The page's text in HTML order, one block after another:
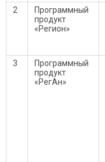
2
Программный
продукт
«Регион»
3
Программный
продукт
«РегАн»